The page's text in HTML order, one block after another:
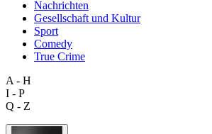
Nachrichten
Gesellschaft und Kultur
Sport
Comedy
True Crime
A - H
I - P
Q - Z